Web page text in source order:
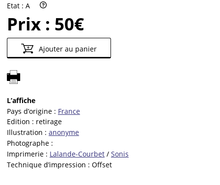
Etat : A
Prix : 50€
Ajouter au panier
L’affiche
Pays d’origine : France
Edition : retirage
Illustration : anonyme
Photographe :
Imprimerie : Lalande-Courbet / Sonis
Technique d’impression : Offset